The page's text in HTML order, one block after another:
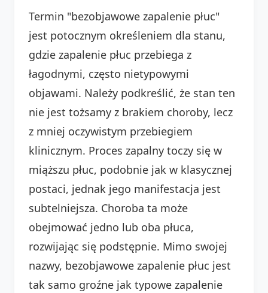
Termin "bezobjawowe zapalenie płuc"
jest potocznym określeniem dla stanu,
gdzie zapalenie płuc przebiega z
łagodnymi, często nietypowymi
objawami. Należy podkreślić, że stan ten
nie jest tożsamy z brakiem choroby, lecz
z mniej oczywistym przebiegiem
klinicznym. Proces zapalny toczy się w
miąższu płuc, podobnie jak w klasycznej
postaci, jednak jego manifestacja jest
subtelniejsza. Choroba ta może
obejmować jedno lub oba płuca,
rozwijając się podstępnie. Mimo swojej
nazwy, bezobjawowe zapalenie płuc jest
tak samo groźne jak typowe zapalenie